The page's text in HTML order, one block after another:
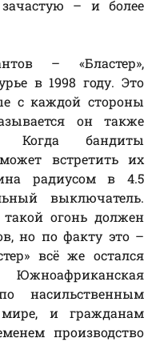
– и более
– «Бластер»,
в 1998 году. Это
с каждой стороны
он также
Когда бандиты
встретить их
радиусом в 4.5
выключатель.
такой огонь должен
но по факту это –
всё же остался
насильственным
и гражданам
производство